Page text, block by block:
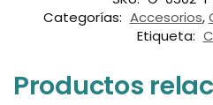
Categorías: Accesorios,
Etiqueta:
Productos